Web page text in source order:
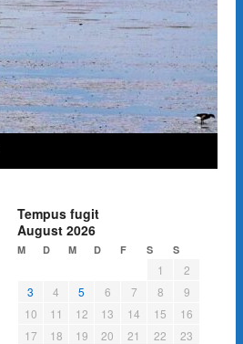
Tempus fugit
August 2026
M D M D F S S
1
2
3
4 5 6 7 8
9
10
11 12 13 14 15
16
17
18 19 20 21 22
23